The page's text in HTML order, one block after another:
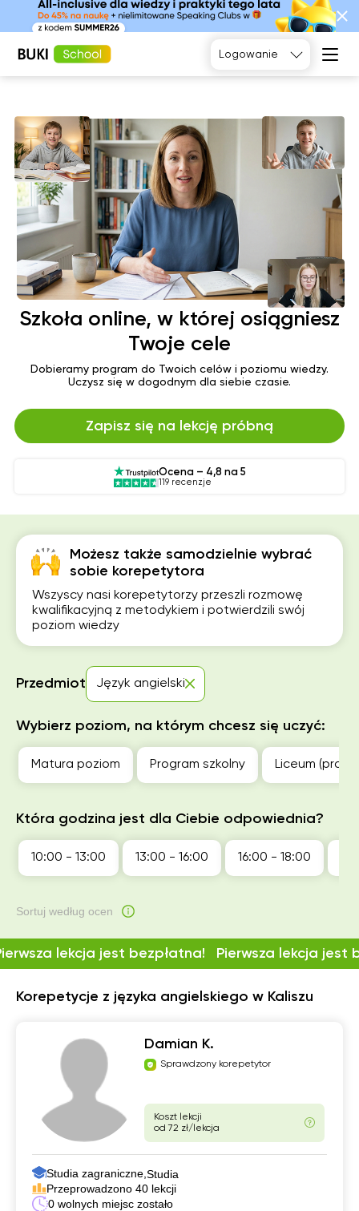
Matematyka
Fizyka
Język polski
Chemia
Biologia
francuski
niemiecki
Język
hiszpański
Logowanie
Korepetycje z języka angielskiego w Kaliszu
Damian K.
Sprawdzony korepetytor
Koszt lekcji
od 72 zł/lekcja
Studia zagraniczne, Studia
Przeprowadzono 40 lekcji
0 wolnych miejsc zostało
lekcja jest bezpłatna! Pierwsza lekcja jest
Możesz także samodzielnie wybrać
sobie korepetytora
Wszyscy nasi korepetytorzy przeszli rozmowę
kwalifikacyjną z metodykiem i potwierdzili swój
poziom wiedzy
Przedmiot Język angielski
Wybierz poziom, na którym chcesz się uczyć:
Matura poziom Program szkolny Liceum (profil
Która godzina jest dla Ciebie odpowiednia?
10:00 - 13:00 13:00 - 16:00 16:00 - 18:00
Sortuj według ocen
Szkoła online, w której osiągniesz
Twoje cele
Dobieramy program do Twoich celów i poziomu wiedzy.
Uczysz się w dogodnym dla siebie czasie.
Zapisz się na lekcję próbną
Ocena – 4,8 na 5
119 recenzje
Tak, poproszę